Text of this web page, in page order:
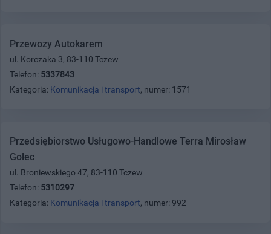
Przewozy Autokarem
ul. Korczaka 3, 83-110 Tczew
Telefon: 5337843
Kategoria: Komunikacja i transport, numer: 1571
Przedsiębiorstwo Usługowo-Handlowe Terra Mirosław
Golec
ul. Broniewskiego 47, 83-110 Tczew
Telefon: 5310297
Kategoria: Komunikacja i transport, numer: 992